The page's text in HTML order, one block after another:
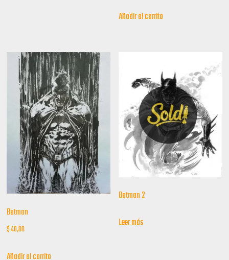
Añadir al carrito
Batman
$40,00
Añadir al carrito
Batman 2
Leer más